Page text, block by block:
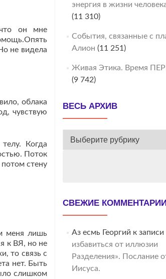
он мне
не видела
облака
чувствую
Когда
Поток
стену
меня лишь
к ВЯ, но не
то связь с
нет. Быть
слишком
энергия в жизни
(11 310)
События, связанные с
Алион (11 251)
Живая Этика. Время
(9 742)
ВЕСЬ АРХИВ
ВЕСЬ
СВЕЖИЕ КОММЕНТАРИИ
Аз есмь Георгий к записи
избавиться от иллюзии
Разделения». Послание
Иисуса.